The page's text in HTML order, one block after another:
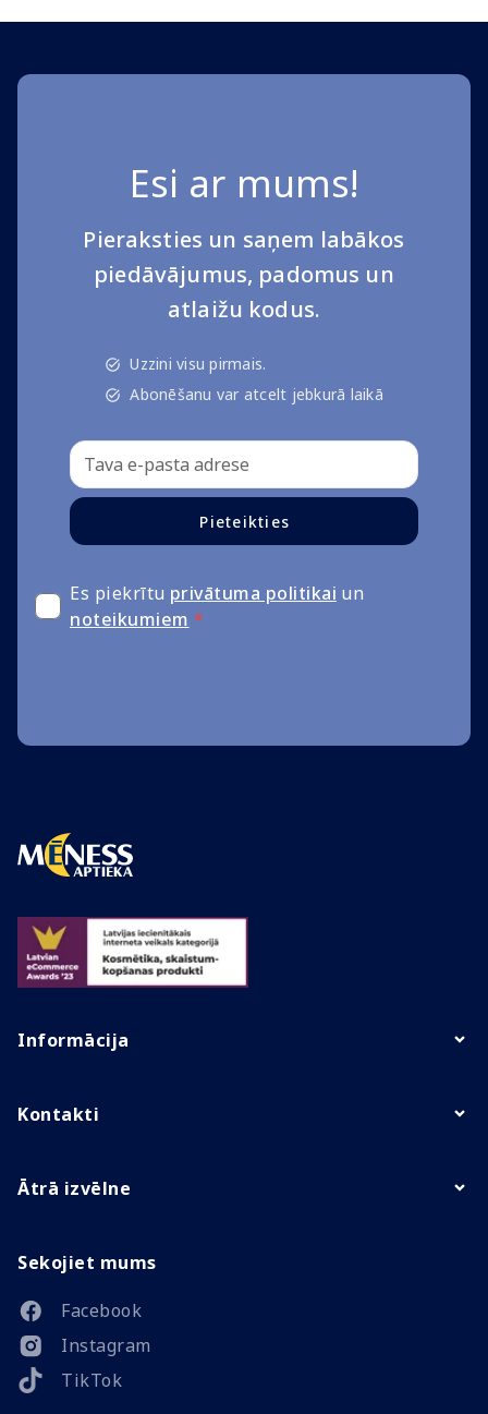
Esi ar mums!
Pieraksties un saņem labākos
piedāvājumus, padomus un
atlaižu kodus.
Uzzini visu pirmais.
Abonēšanu var atcelt jebkurā laikā
Pieteikties
Es piekrītu privātuma politikai un
noteikumiem *
Informācija
Kontakti
Ātrā izvēlne
Sekojiet mums
Facebook
Instagram
TikTok